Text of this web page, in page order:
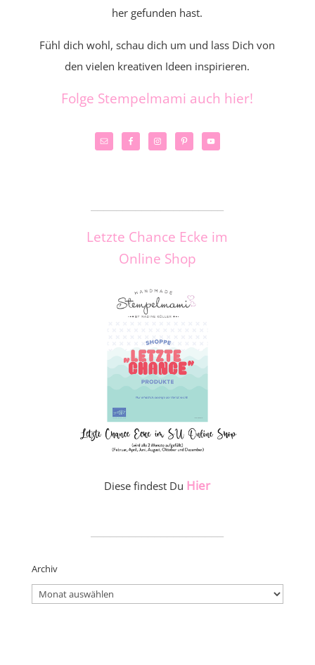
her gefunden hast.
Fühl dich wohl, schau dich um und lass Dich von
den vielen kreativen Ideen inspirieren.
Folge Stempelmami auch hier!
Letzte Chance Ecke im
Online Shop
Diese findest Du Hier
Archiv
Archiv